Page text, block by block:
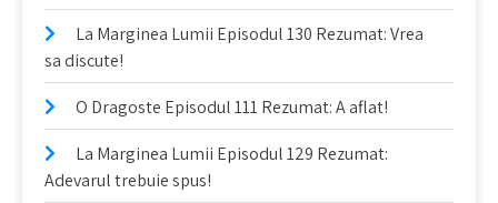
La Marginea Lumii Episodul 130 Rezumat: Vrea
sa discute!
O Dragoste Episodul 111 Rezumat: A aflat!
La Marginea Lumii Episodul 129 Rezumat:
Adevarul trebuie spus!